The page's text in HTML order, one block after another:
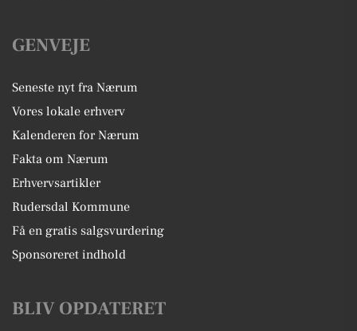
GENVEJE
Seneste nyt fra Nærum
Vores lokale erhverv
Kalenderen for Nærum
Fakta om Nærum
Erhvervsartikler
Rudersdal Kommune
Få en gratis salgsvurdering
Sponsoreret indhold
BLIV OPDATERET